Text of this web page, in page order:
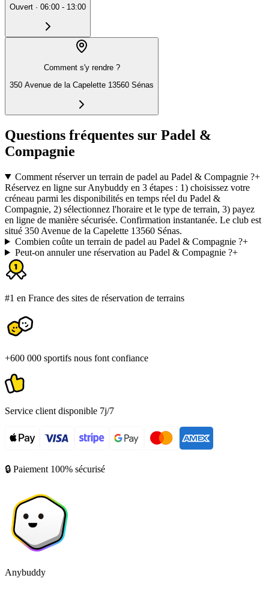
Ouvert · 06:00 - 13:00
Comment s'y rendre ?
350 Avenue de la Capelette 13560 Sénas
Questions fréquentes sur Padel &
Compagnie
Comment réserver un terrain de padel au Padel & Compagnie ?+
Réservez en ligne sur Anybuddy en 3 étapes : 1) choisissez votre
créneau parmi les disponibilités en temps réel du Padel &
Compagnie, 2) sélectionnez l'horaire et le type de terrain, 3) payez
en ligne de manière sécurisée. Confirmation instantanée. Le club est
situé 350 Avenue de la Capelette 13560 Sénas.
Combien coûte un terrain de padel au Padel & Compagnie ?+
Peut-on annuler une réservation au Padel & Compagnie ?+
#1 en France des sites de réservation de terrains
+600 000 sportifs nous font confiance
Service client disponible 7j/7
🔒 Paiement 100% sécurisé
Anybuddy